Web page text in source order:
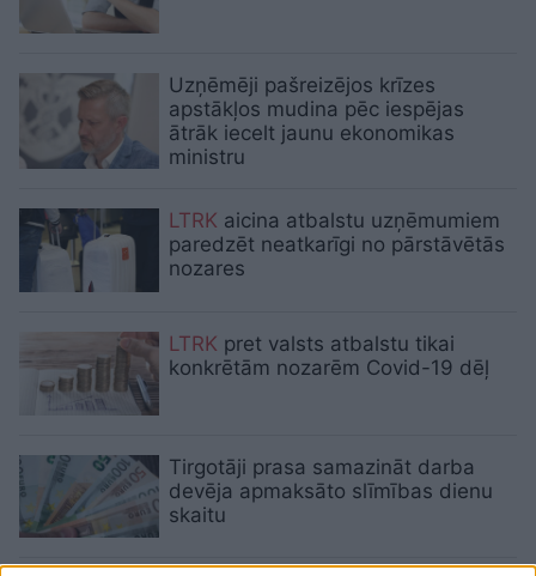
Uzņēmēji pašreizējos krīzes
apstākļos mudina pēc iespējas
ātrāk iecelt jaunu ekonomikas
ministru
LTRK aicina atbalstu uzņēmumiem
paredzēt neatkarīgi no pārstāvētās
nozares
LTRK pret valsts atbalstu tikai
konkrētām nozarēm Covid-19 dēļ
Tirgotāji prasa samazināt darba
devēja apmaksāto slīmības dienu
skaitu